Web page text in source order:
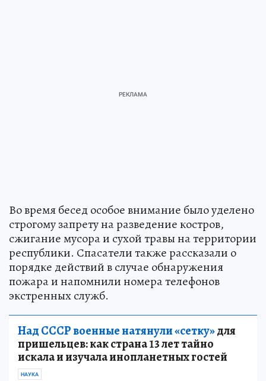
Во время бесед особое внимание было уделено
строгому запрету на разведение костров,
сжигание мусора и сухой травы на территории
республики. Спасатели также рассказали о
порядке действий в случае обнаружения
пожара и напомнили номера телефонов
экстренных служб.
Над СССР военные натянули «сетку»для
пришельцев: как страна 13 лет тайно
искала и изучала инопланетных гостей
НАУКА